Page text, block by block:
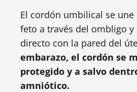
El cordón umbilical se
feto a través del ombligo y
directo con la pared del
embarazo, el cordón se
protegido y a salvo
amniótico.